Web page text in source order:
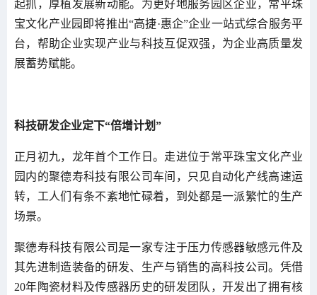
起抓，厚植发展新动能。为更好地服务园区企业，常平珠
宝文化产业园即将推出“高捷·惠企”企业一站式综合服务平
台，帮助企业实现产业与科技互促双强，为企业高质量发
展蓄势赋能。
科技研发企业定下“倍增计划”
正月初九，龙年首个工作日。走进位于常平珠宝文化产业
园内的聚德寿科技有限公司车间，只见自动化产线高速运
转，工人们有条不紊地忙碌着，到处都是一派繁忙的生产
场景。
聚德寿科技有限公司是一家专注于压力传感器敏感元件及
其先进制造装备的研发、生产与销售的高科技公司。凭借
20年陶瓷材料及传感器历史的研发团队，开发出了拥有核